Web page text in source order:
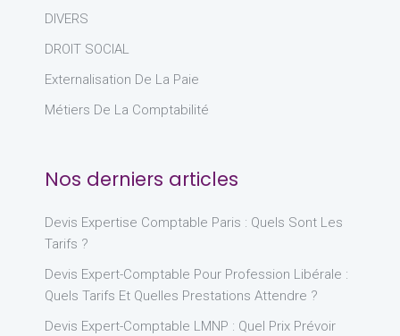
DIVERS
DROIT SOCIAL
Externalisation De La Paie
Métiers De La Comptabilité
Nos derniers articles
Devis Expertise Comptable Paris : Quels Sont Les
Tarifs ?
Devis Expert-Comptable Pour Profession Libérale :
Quels Tarifs Et Quelles Prestations Attendre ?
Devis Expert-Comptable LMNP : Quel Prix Prévoir